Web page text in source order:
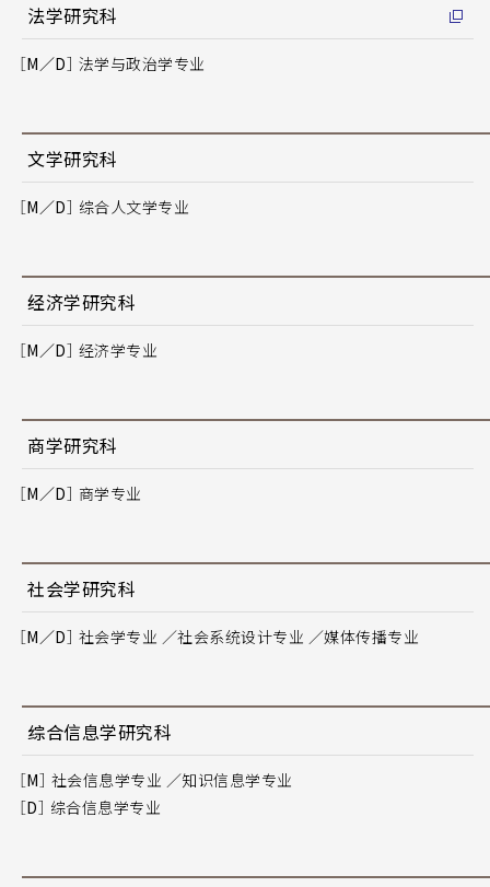
法学研究科
［M／D］ 法学与政治学专业
文学研究科
［M／D］ 综合人文学专业
经济学研究科
［M／D］ 经济学专业
商学研究科
［M／D］ 商学专业
社会学研究科
［M／D］ 社会学专业 ／社会系统设计专业 ／媒体传播专业
综合信息学研究科
［M］ 社会信息学专业 ／知识信息学专业
［D］ 综合信息学专业